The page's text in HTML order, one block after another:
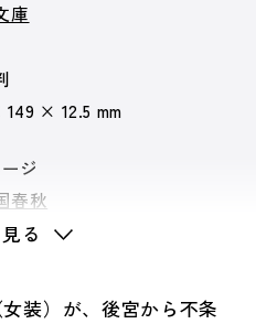
庫
× 12.5 mm
ジ
春秋
る
装）が、後宮から不条